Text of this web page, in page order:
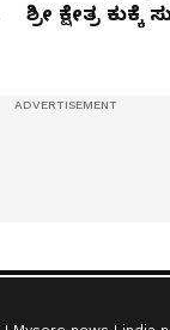
ಶ್ರೀ ಕ್ಷೇತ್ರ